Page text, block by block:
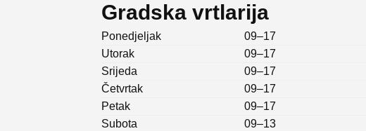
Gradska vrtlarija
Ponedjeljak
09–17
Utorak
09–17
Srijeda
09–17
Četvrtak
09–17
Petak
09–17
Subota
09–13